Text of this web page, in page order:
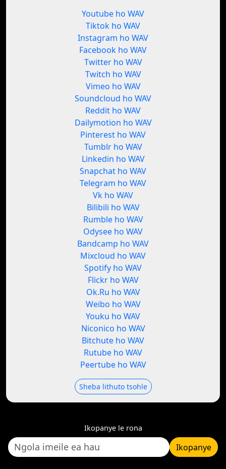
Youtube ho WAV
Tiktok ho WAV
Instagram ho WAV
Facebook ho WAV
Twitter ho WAV
Twitch ho WAV
Vimeo ho WAV
Soundcloud ho WAV
Reddit ho WAV
Dailymotion ho WAV
Pinterest ho WAV
Tumblr ho WAV
Linkedin ho WAV
Snapchat ho WAV
Telegram ho WAV
Vk ho WAV
Bilibili ho WAV
Rumble ho WAV
Odysee ho WAV
Bandcamp ho WAV
Mixcloud ho WAV
Spotify ho WAV
Flickr ho WAV
Ok.Ru ho WAV
Weibo ho WAV
Youku ho WAV
Niconico ho WAV
Bitchute ho WAV
Rutube ho WAV
Peertube ho WAV
Sheba lithuto tsohle
Ikopanye le rona
Ikopanye